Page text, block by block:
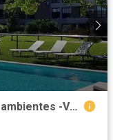
Departamento en La Pasionaria, 3 ambientes -Venta Martinez.-Santa Fe/Fleming